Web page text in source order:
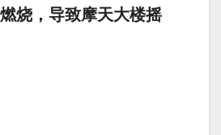
烧，导致摩天大楼摇